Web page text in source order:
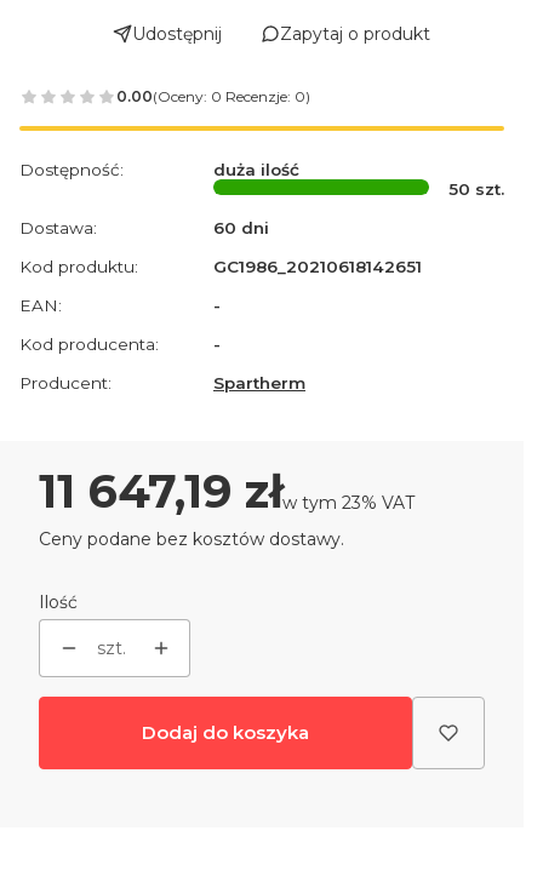
Udostępnij Zapytaj o produkt
0.00(Oceny: 0 Recenzje: 0)
Dostępność:
duża ilość
50 szt.
Dostawa:
60 dni
Kod produktu:
GC1986_20210618142651
EAN:
-
Kod producenta:
-
Producent:
Spartherm
Cena
11 647,19 złw tym 23% VAT
w tym 23% VAT
Ceny podane bez kosztów dostawy.
Ilość
szt.
Dodaj do koszyka